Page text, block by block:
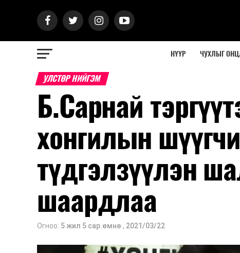
НҮҮР ЧУХЛЫГ
УЛСТӨР НИЙГЭМ
Б.Сарнай
хонгилын
түдгэлзүүлэн
шаардлаа
Огноо: 5 жил 5 сар.өмнө , 2021/03/22